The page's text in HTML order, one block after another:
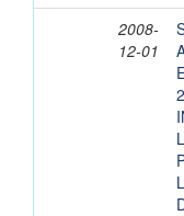
2008-
12-01